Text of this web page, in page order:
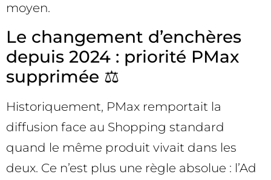
moyen.
Le changement d’enchères
depuis 2024 : priorité PMax
supprimée ⚖️
Historiquement, PMax remportait la
diffusion face au Shopping standard
quand le même produit vivait dans les
deux. Ce n’est plus une règle absolue : l’Ad